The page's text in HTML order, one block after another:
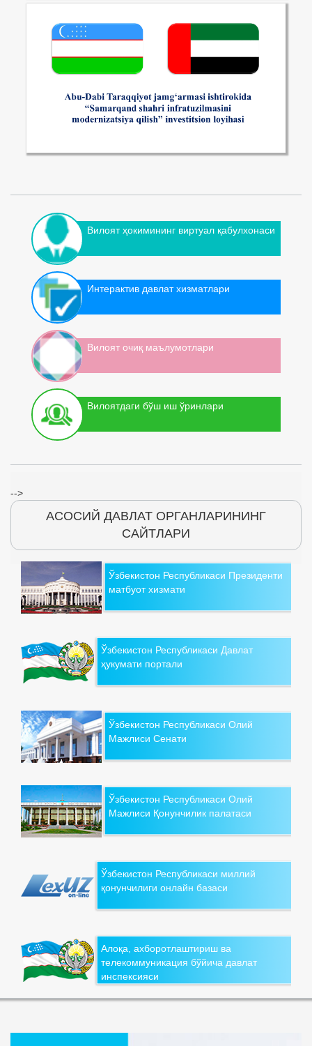
Вилоят ҳокимининг виртуал қабулхонаси
Интерактив давлат хизматлари
Вилоят очиқ маълумотлари
Вилоятдаги бўш иш ўринлари
-->
АСОСИЙ ДАВЛАТ ОРГАНЛАРИНИНГ
САЙТЛАРИ
Ўзбекистон Республикаси Президенти
матбуот хизмати
Ўзбекистон Республикаси Давлат
ҳукумати портали
Ўзбекистон Республикаси Олий
Мажлиси Сенати
Ўзбекистон Республикаси Олий
Мажлиси Қонунчилик палатаси
Ўзбекистон Республикаси миллий
қонунчилиги онлайн базаси
Алоқа, ахборотлаштириш ва
телекоммуникация бўйича давлат
инспексияси